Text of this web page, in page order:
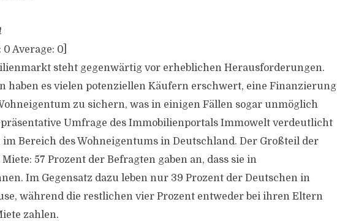
0 Average: 0
steht gegenwärtig vor erheblichen Herausforderungen.
haben es vielen potenziellen Käufern erschwert, eine Finanzierung
zu sichern, was in einigen Fällen sogar unmöglich
Umfrage des Immobilienportals Immowelt verdeutlicht
Bereich des Wohneigentums in Deutschland. Der Großteil der
57 Prozent der Befragten gaben an, dass sie in
Im Gegensatz dazu leben nur 39 Prozent der Deutschen in
während die restlichen vier Prozent entweder bei ihren Eltern
zahlen.